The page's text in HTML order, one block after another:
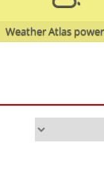
Weather Atlas